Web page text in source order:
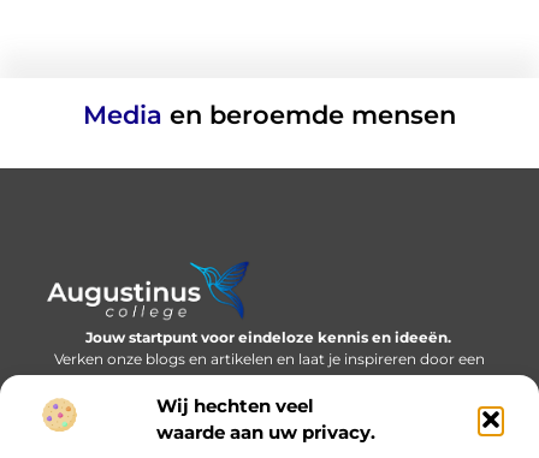
Wij hechten veel
waarde aan uw privacy.
Media en beroemde mensen
Jouw startpunt voor eindeloze kennis en ideeën.
Verken onze blogs en artikelen en laat je inspireren door een
wereld vol inzichten.
Bericht categorie